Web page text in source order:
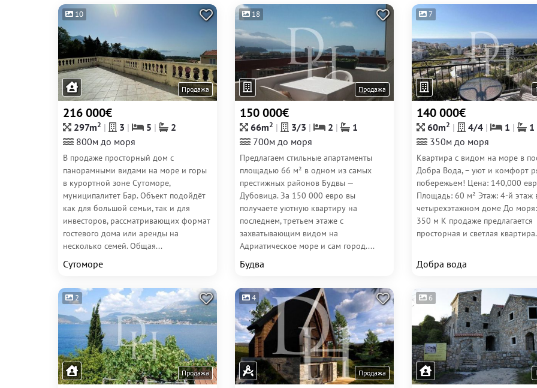
10
Продажа
216 000€
297m2 3 5
2
800м до моря
В продаже просторный дом с
панорамными видами на море и горы
в курортной зоне Сутоморе,
муниципалитет Бар. Объект подойдёт
как для большой семьи, так и для
инвесторов, рассматривающих формат
гостевого дома или аренды на
несколько семей. Общая...
Сутоморе
18
Продажа
150 000€
66m2 3/3 2
1
700м до моря
Предлагаем стильные апартаменты
площадью 66 м² в одном из самых
престижных районов Будвы —
Дубовица. За 150 000 евро вы
получаете уютную квартиру на
последнем, третьем этаже с
захватывающим видом на
Адриатическое море и сам город....
Будва
7
140 000€
60m2 4/4 1
1
350м до моря
Квартира с видом на море в
Добра Вода, – уют и комфорт
побережьем! Цена: 140,000
Площадь: 60 м² Этаж: 4-й этаж
четырехэтажном доме До моря:
350 м К продаже предлагается
просторная и светлая
Добра вода
2
Продажа
4
Продажа
6